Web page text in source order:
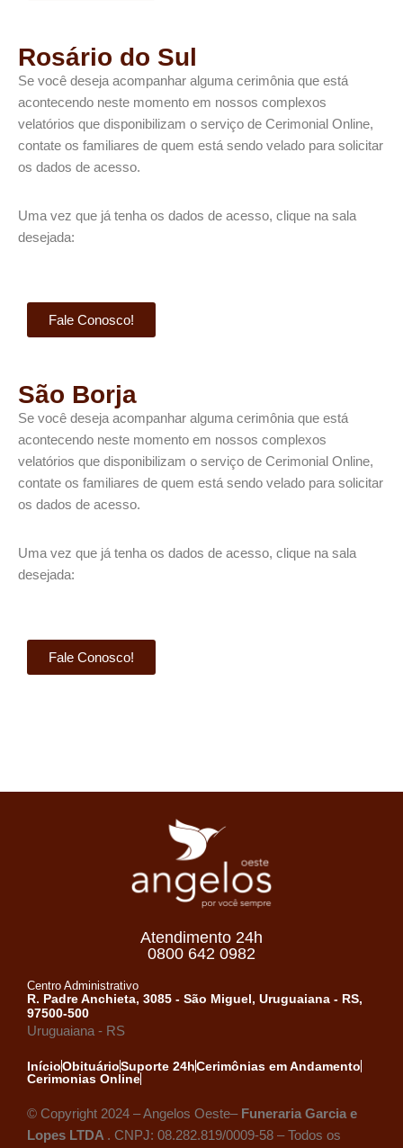
Rosário do Sul
Se você deseja acompanhar alguma cerimônia que está
acontecendo neste momento em nossos complexos
velatórios que disponibilizam o serviço de Cerimonial Online,
contate os familiares de quem está sendo velado para solicitar
os dados de acesso.​
Uma vez que já tenha os dados de acesso, clique na sala
desejada:
Fale Conosco!
São Borja
Se você deseja acompanhar alguma cerimônia que está
acontecendo neste momento em nossos complexos
velatórios que disponibilizam o serviço de Cerimonial Online,
contate os familiares de quem está sendo velado para solicitar
os dados de acesso.​
Uma vez que já tenha os dados de acesso, clique na sala
desejada:
Fale Conosco!
Atendimento 24h
0800 642 0982
Centro Administrativo
R. Padre Anchieta, 3085 - São Miguel, Uruguaiana - RS,
97500-500
Uruguaiana - RS
InícioObituárioSuporte 24hCerimônias em Andamento
Cerimonias Online
© Copyright 2024 – Angelos Oeste– Funeraria Garcia e
Lopes LTDA . CNPJ: 08.282.819/0009-58 – Todos os